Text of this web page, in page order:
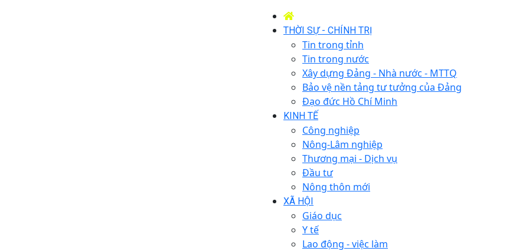
THỜI SỰ - CHÍNH TRỊ
Tin trong tỉnh
Tin trong nước
Xây dựng Đảng - Nhà nước - MTTQ
Bảo vệ nền tảng tư tưởng của Đảng
Đạo đức Hồ Chí Minh
KINH TẾ
Công nghiệp
Nông-Lâm nghiệp
Thương mại - Dịch vụ
Đầu tư
Nông thôn mới
XÃ HỘI
Giáo dục
Y tế
Lao động - việc làm